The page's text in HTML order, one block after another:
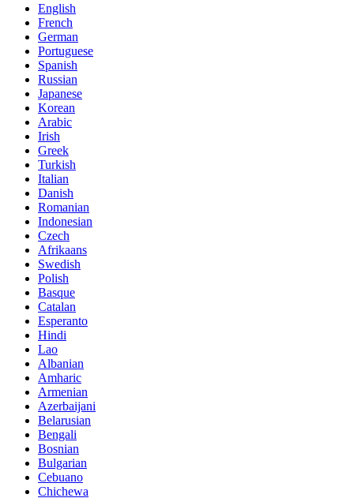
English
French
German
Portuguese
Spanish
Russian
Japanese
Korean
Arabic
Irish
Greek
Turkish
Italian
Danish
Romanian
Indonesian
Czech
Afrikaans
Swedish
Polish
Basque
Catalan
Esperanto
Hindi
Lao
Albanian
Amharic
Armenian
Azerbaijani
Belarusian
Bengali
Bosnian
Bulgarian
Cebuano
Chichewa